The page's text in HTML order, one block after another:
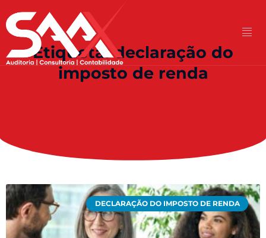
Etiqueta: declaração do
imposto de renda
DECLARAÇÃO DO IMPOSTO DE RENDA